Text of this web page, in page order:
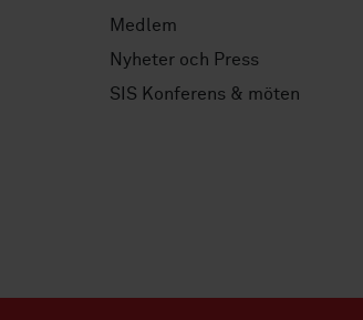
Medlem
Nyheter och Press
SIS Konferens & möten